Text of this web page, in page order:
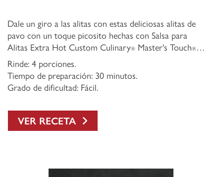
Dale un giro a las alitas con estas deliciosas alitas de
pavo con un toque picosito hechas con Salsa para
Alitas Extra Hot Custom Culinary® Master's Touch®y
Jugo Sazonador Custom Culinary
Rinde: 4 porciones.
Tiempo de preparación: 30 minutos.
Grado de dificultad: Fácil.
VER RECETA